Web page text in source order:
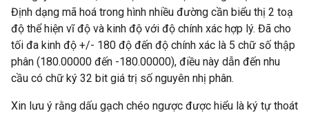
Định dạng mã hoá trong hình nhiều đường cần biểu thị 2 toạ
độ thể hiện vĩ độ và kinh độ với độ chính xác hợp lý. Đã cho
tối đa kinh độ +/- 180 độ đến độ chính xác là 5 chữ số thập
phân (180.00000 đến -180.00000), điều này dẫn đến nhu
cầu có chữ ký 32 bit giá trị số nguyên nhị phân.
Xin lưu ý rằng dấu gạch chéo ngược được hiểu là ký tự thoát